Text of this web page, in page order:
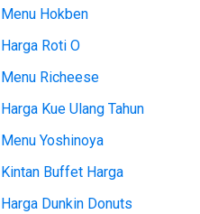
Menu Hokben
Harga Roti O
Menu Richeese
Harga Kue Ulang Tahun
Menu Yoshinoya
Kintan Buffet Harga
Harga Dunkin Donuts